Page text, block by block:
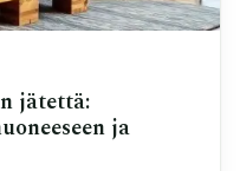
jätettä:
ja